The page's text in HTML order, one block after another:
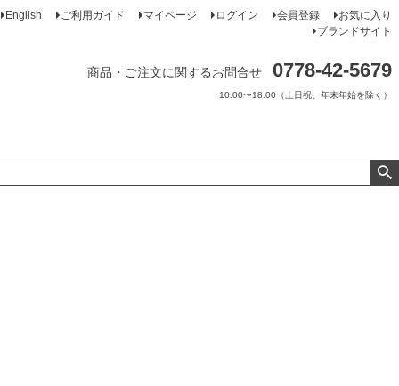
English ご利用ガイド マイページ ログイン 会員登録
お気に入り
ブランドサイト
商品・ご注文に関するお問合せ 0778-42-5679
10:00〜18:00（土日祝、年末年始を除く）